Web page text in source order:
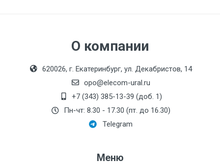
Метрологический
Монтажная длина, мм:
Производитель:
Системы контроля
Номинальный диаметр
патрубков, мм:
О компании
620026, г. Екатеринбург, ул. Декабристов, 14
opo@elecom-ural.ru
+7 (343) 385-13-39 (доб. 1)
Пн-чт: 8.30 - 17.30 (пт. до 16.30)
Telegram
Меню